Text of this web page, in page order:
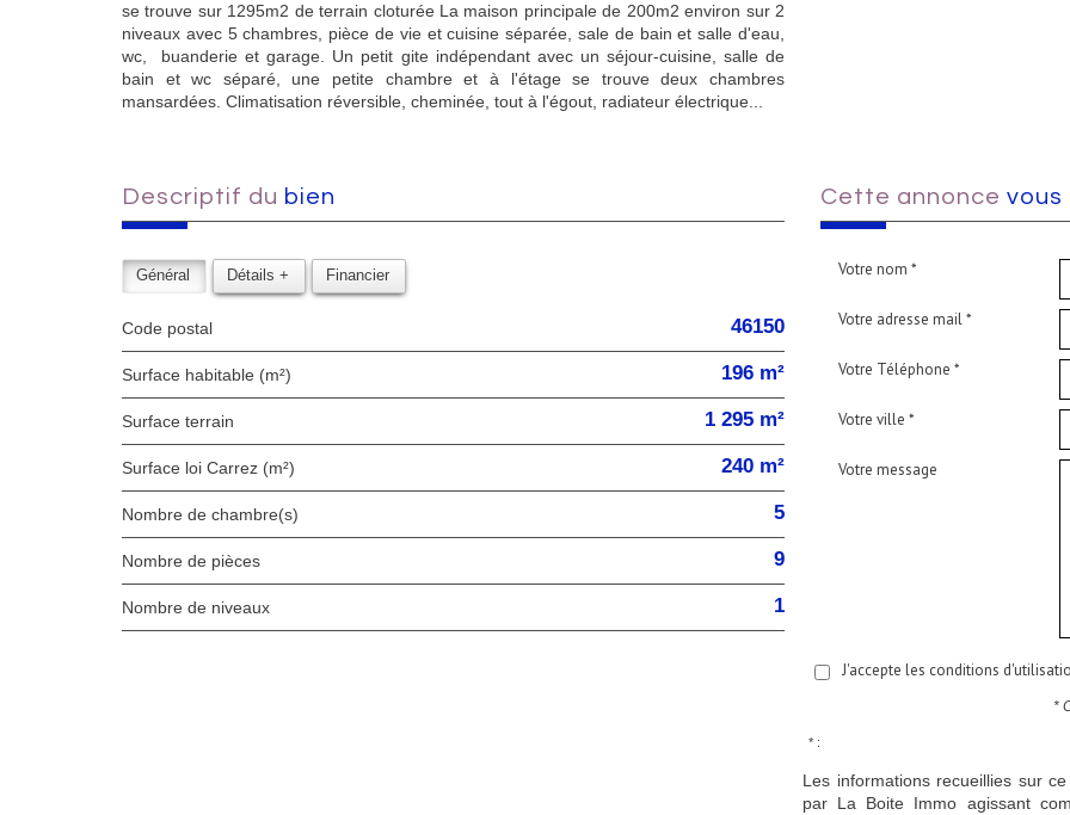
se trouve sur 1295m2 de terrain cloturée La maison principale de 200m2 environ sur 2
niveaux avec 5 chambres, pièce de vie et cuisine séparée, sale de bain et salle d'eau,
wc, buanderie et garage. Un petit gite indépendant avec un séjour-cuisine, salle de
bain et wc séparé, une petite chambre et à l'étage se trouve deux chambres
mansardées. Climatisation réversible, cheminée, tout à l'égout, radiateur électrique...
descriptif du bien
Général Détails + Financier
Code postal 46150
Surface habitable (m²) 196 m²
surface terrain 1 295 m²
Surface loi Carrez (m²) 240 m²
Nombre de chambre(s) 5
Nombre de pièces 9
Nombre de niveaux 1
cette annonce vous
Votre nom *
Votre adresse mail *
Votre Téléphone *
Votre ville *
Votre message
J'accepte les conditions
*
* :
Les informations recueillies sur
par La Boite Immo agissant